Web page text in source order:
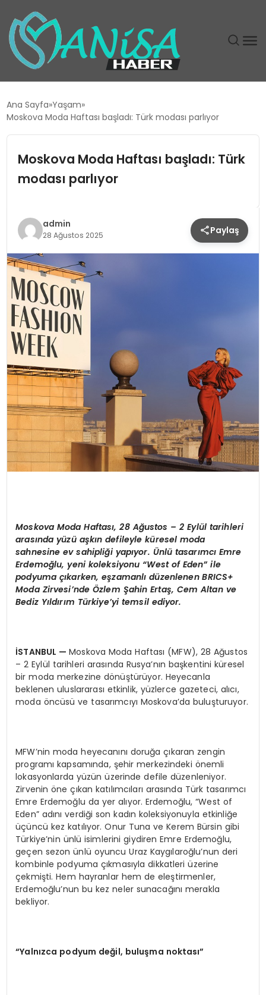
EKONOMI
MAGAZIN
SIYASET
SPOR
TEKNOLOJI
YAŞAM
Ana Sayfa Yaşam
Moskova Moda Haftası başladı: Türk modası parlıyor
Moskova Moda Haftası başladı: Türk
modası parlıyor
admin
28 Ağustos 2025 Paylaş
Moskova Moda Haftası, 28 Ağustos – 2 Eylül tarihleri
arasında yüzü aşkın defileyle küresel moda
sahnesine ev sahipliği yapıyor. Ünlü tasarımcıEmre
Erdemoğlu, yeni koleksiyonu “West of Eden”ile
podyumaçıkarken, eşzamanlıdüzenlenen BRICS+
Moda Zirvesi’nde Özlem Şahin Ertaş, Cem Altan ve
Bediz Yıldırım Türkiye’yi temsil ediyor.
İSTANBUL —Moskova Moda Haftası (MFW), 28 Ağustos
– 2 Eylül tarihleri arasında Rusya’nın başkentini küresel
bir moda merkezine dönüştürüyor. Heyecanla
beklenen uluslararası etkinlik, yüzlerce gazeteci, alıcı,
moda öncüsü ve tasarımcıyı Moskova’da buluşturuyor.
MFW’nin moda heyecanını doruğa çıkaran zengin
programı kapsamında, şehir merkezindeki önemli
lokasyonlarda yüzün üzerinde defile düzenleniyor.
Zirvenin öne çıkan katılımcıları arasında Türk tasarımcı
Emre Erdemoğlu da yer alıyor. Erdemoğlu, “West of
Eden” adını verdiği son kadın koleksiyonuyla etkinliğe
üçüncü kez katılıyor. Onur Tuna ve Kerem Bürsin gibi
Türkiye’nin ünlü isimlerini giydiren Emre Erdemoğlu,
geçen sezon ünlü oyuncu Uraz Kaygılaroğlu’nun deri
kombinle podyuma çıkmasıyla dikkatleri üzerine
çekmişti. Hem hayranlar hem de eleştirmenler,
Erdemoğlu’nun bu kez neler sunacağını merakla
bekliyor.
“Yalnızca podyum değil, buluşma noktası”